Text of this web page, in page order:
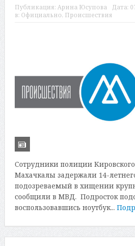
Публикация: Арина Юсупова Дата:
в: Официально, Происшествия
Сотрудники полиции
Махачкалы задержали 14-
подозреваемый в хищении
сообщили в МВД. Подросток
воспользовавшись ноутбук...